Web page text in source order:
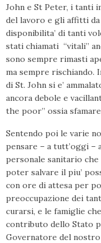
John e St Peter, i tanti
del lavoro e gli affitti
disponibilita’ di tanti
stati chiamati “vitali”
sono sempre rimasti
ma sempre rischiando.
di St. John si e’
ancora debole e
the poor” ossia
Sentendo poi le varie
pensare – a tutt’oggi –
personale sanitario
poter salvare il piu’
con ore di attesa per
preoccupazione dei
curarsi, e le famiglie
contributo dello Stato
Governatore del